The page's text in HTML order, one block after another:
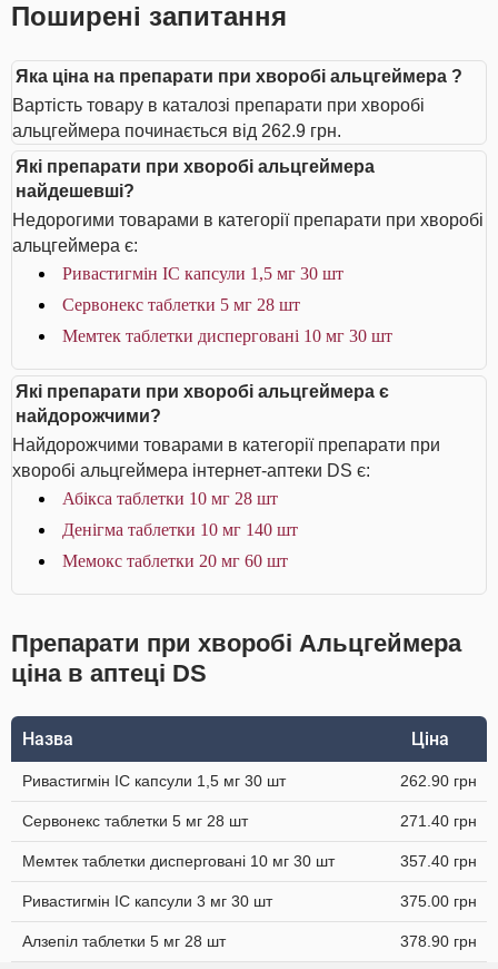
Поширені запитання
Яка ціна на препарати при хворобі альцгеймера ?
Вартість товару в каталозі препарати при хворобі
альцгеймера починається від 262.9 грн.
Які препарати при хворобі альцгеймера
найдешевші?
Недорогими товарами в категорії препарати при хворобі
альцгеймера є:
Ривастигмін IC капсули 1,5 мг 30 шт
Сервонекс таблетки 5 мг 28 шт
Мемтек таблетки дисперговані 10 мг 30 шт
Які препарати при хворобі альцгеймера є
найдорожчими?
Найдорожчими товарами в категорії препарати при
хворобі альцгеймера інтернет-аптеки DS є:
Абікса таблетки 10 мг 28 шт
Денігма таблетки 10 мг 140 шт
Мемокс таблетки 20 мг 60 шт
Препарати при хворобі Альцгеймера
ціна в аптеці DS
Назва Ціна
Ривастигмін IC капсули 1,5 мг 30 шт 262.90 грн
Сервонекс таблетки 5 мг 28 шт 271.40 грн
Мемтек таблетки дисперговані 10 мг 30 шт 357.40 грн
Ривастигмін ІС капсули 3 мг 30 шт 375.00 грн
Алзепіл таблетки 5 мг 28 шт 378.90 грн